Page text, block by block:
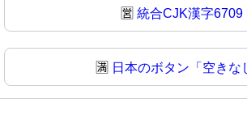
🈺 統合CJK漢字6709
🈵 日本のボタン「空きな